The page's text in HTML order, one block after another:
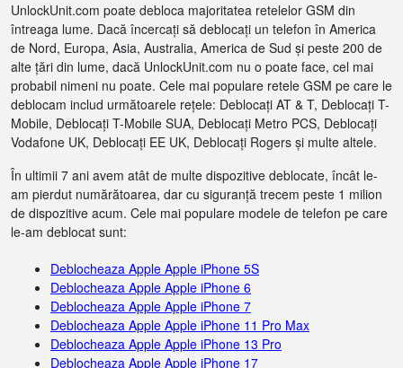
UnlockUnit.com poate debloca majoritatea retelelor GSM din
întreaga lume. Dacă încercați să deblocați un telefon în America
de Nord, Europa, Asia, Australia, America de Sud și peste 200 de
alte țări din lume, dacă UnlockUnit.com nu o poate face, cel mai
probabil nimeni nu poate. Cele mai populare retele GSM pe care le
deblocam includ următoarele rețele: Deblocați AT & T, Deblocați T-
Mobile, Deblocați T-Mobile SUA, Deblocați Metro PCS, Deblocați
Vodafone UK, Deblocați EE UK, Deblocați Rogers și multe altele.
În ultimii 7 ani avem atât de multe dispozitive deblocate, încât le-
am pierdut numărătoarea, dar cu siguranță trecem peste 1 milion
de dispozitive acum. Cele mai populare modele de telefon pe care
le-am deblocat sunt:
Deblocheaza Apple Apple iPhone 5S
Deblocheaza Apple Apple iPhone 6
Deblocheaza Apple Apple iPhone 7
Deblocheaza Apple Apple iPhone 11 Pro Max
Deblocheaza Apple Apple iPhone 13 Pro
Deblocheaza Apple Apple iPhone 17